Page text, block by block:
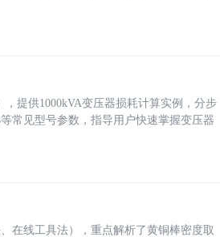
提供1000kVA变压器损耗计算实例，分步
常见型号参数，指导用户快速掌握变压器
在线工具法），重点解析了黄铜棒密度取